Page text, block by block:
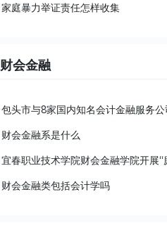
家庭暴力举证责任怎样收集
财会金融
包头市与8家国内知名会计金融服务
财会金融系是什么
宜春职业技术学院财会金融学院开展
财会金融类包括会计学吗